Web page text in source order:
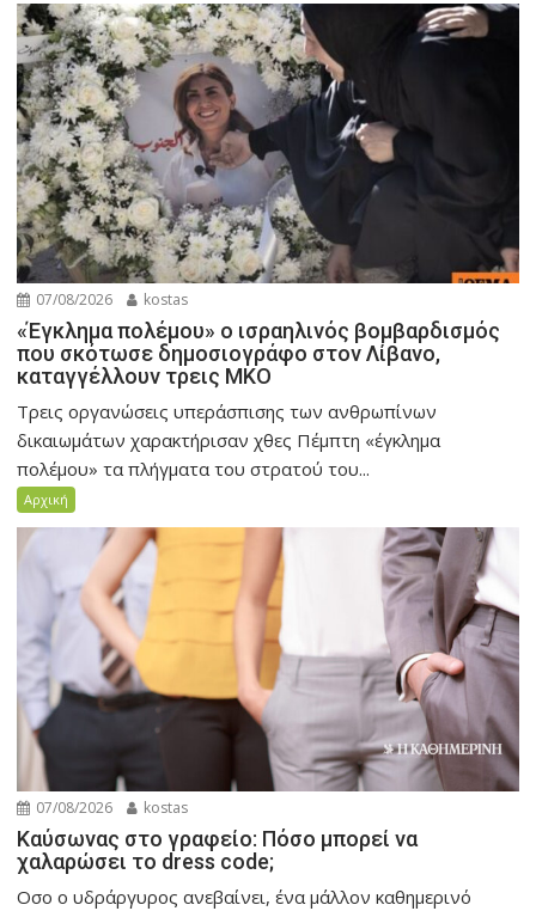
07/08/2026 kostas
«Έγκλημα πολέμου» ο ισραηλινός βομβαρδισμός
που σκότωσε δημοσιογράφο στον Λίβανο,
καταγγέλλουν τρεις ΜΚΟ
Τρεις οργανώσεις υπεράσπισης των ανθρωπίνων
δικαιωμάτων χαρακτήρισαν χθες Πέμπτη «έγκλημα
πολέμου» τα πλήγματα του στρατού του...
Αρχική
07/08/2026 kostas
Καύσωνας στο γραφείο: Πόσο μπορεί να
χαλαρώσει το dress code;
Οσο ο υδράργυρος ανεβαίνει, ένα μάλλον καθημερινό